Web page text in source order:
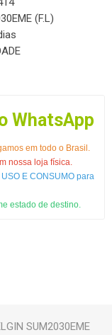
(F.L)
WhatsApp
em todo o Brasil.
nossa loja física.
E CONSUMO para
estado de destino.
SUM2030EME